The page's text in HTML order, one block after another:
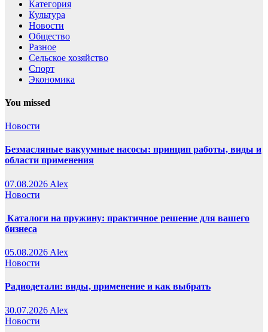
Категория
Культура
Новости
Общество
Разное
Сельское хозяйство
Спорт
Экономика
You missed
Новости
Безмасляные вакуумные насосы: принцип работы, виды и
области применения
07.08.2026 Alex
Новости
Каталоги на пружину: практичное решение для вашего
бизнеса
05.08.2026 Alex
Новости
Радиодетали: виды, применение и как выбрать
30.07.2026 Alex
Новости